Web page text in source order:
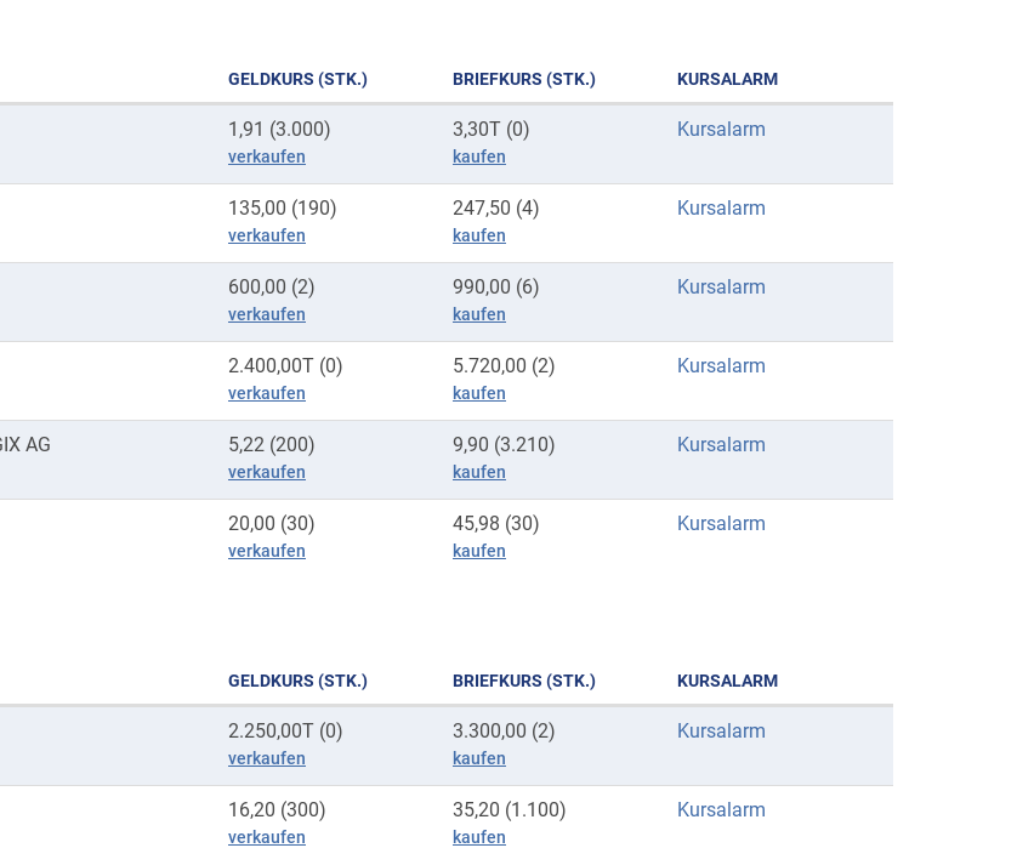
GELDKURS (STK.) BRIEFKURS (STK.) KURSALARM
1,91 (3.000)
verkaufen
3,30T (0)
kaufen
Kursalarm
135,00 (190)
verkaufen
247,50 (4)
kaufen
Kursalarm
600,00 (2)
verkaufen
990,00 (6)
kaufen
Kursalarm
2.400,00T (0)
verkaufen
5.720,00 (2)
kaufen
Kursalarm
AG
5,22 (200)
verkaufen
9,90 (3.210)
kaufen
Kursalarm
20,00 (30)
verkaufen
45,98 (30)
kaufen
Kursalarm
GELDKURS (STK.) BRIEFKURS (STK.) KURSALARM
2.250,00T (0)
verkaufen
3.300,00 (2)
kaufen
Kursalarm
16,20 (300)
verkaufen
35,20 (1.100)
kaufen
Kursalarm